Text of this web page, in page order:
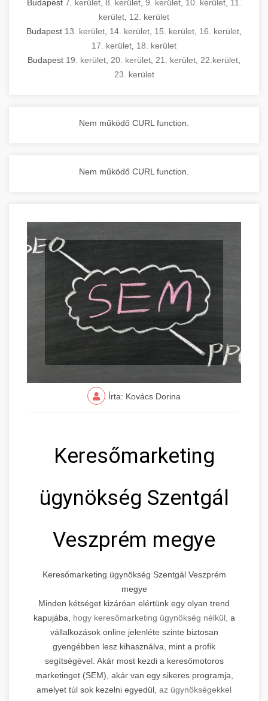
Budapest 7. kerület, 8. kerület, 9. kerület, 10. kerület, 11.
kerület 12. kerület
Budapest 13. kerület 14. kerület 15. kerület 16. kerület
17. kerület 18. kerület
Budapest 19. kerület 20. kerület 21. kerület 22.kerület
23. kerület
Nem működő CURL function.
Nem működő CURL function.
Írta: Kovács Dorina
Keresőmarketing
ügynökség Szentgál
Veszprém megye
Keresőmarketing ügynökség Szentgál Veszprém
megye
Minden kétséget kizáróan elértünk egy olyan trend
kapujába, hogy keresőmarketing ügynökség nélkül, a
vállalkozások online jelenléte szinte biztosan
gyengébben lesz kihasználva, mint a profik
segítségével. Akár most kezdi a keresőmotoros
marketinget (SEM), akár van egy sikeres programja,
amelyet túl sok kezelni egyedül, az ügynökségekkel